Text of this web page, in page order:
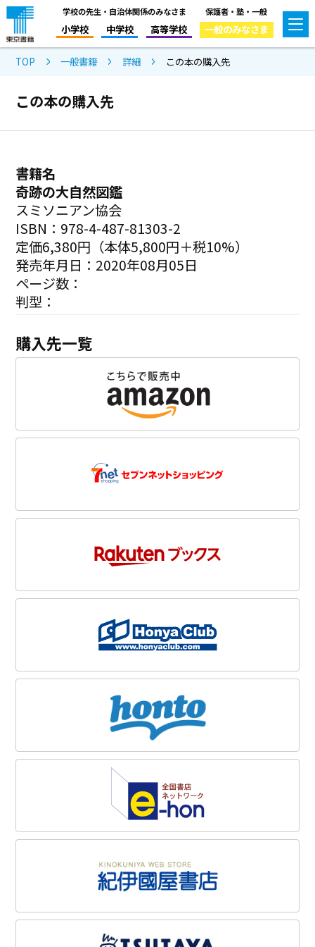
学校の先生・自治体関係のみなさま
小学校 中学校 高等学校
保護者・塾・一般
一般のみなさま
TOP 一般書籍 詳細 この本の購入先
この本の購入先
書籍名
奇跡の大自然図鑑
スミソニアン協会
ISBN：978-4-487-81303-2
定価6,380円（本体5,800円＋税10%）
発売年月日：2020年08月05日
ページ数：
判型：
購入先一覧